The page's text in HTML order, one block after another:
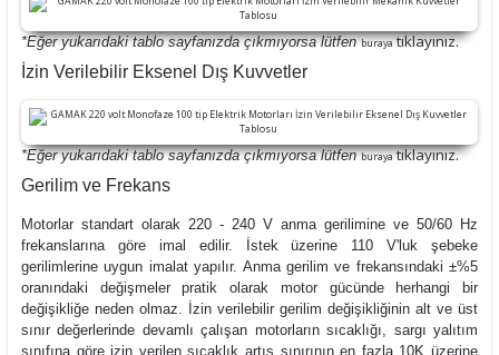
*Eğer yukarıdaki tablo sayfanızda çıkmıyorsa lütfenburayatıklayınız.
İzin Verilebilir Eksenel Dış Kuvvetler
*Eğer yukarıdaki tablo sayfanızda çıkmıyorsa lütfenburayatıklayınız.
Gerilim ve Frekans
Motorlar standart olarak 220 - 240 V anma gerilimine ve 50/60 Hz
frekanslarına göre imal edilir. İstek üzerine 110 V'luk şebeke
gerilimlerine uygun imalat yapılır. Anma gerilim ve frekansındaki ±%5
oranındaki değişmeler pratik olarak motor gücünde herhangi bir
değişikliğe neden olmaz. İzin verilebilir gerilim değişikliğinin alt ve üst
sınır değerlerinde devamlı çalışan motorların sıcaklığı, sargı yalıtım
sınıfına göre izin verilen sıcaklık artış sınırının en fazla 10K üzerine